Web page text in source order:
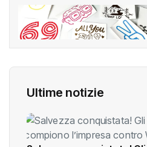
Ultime notizie